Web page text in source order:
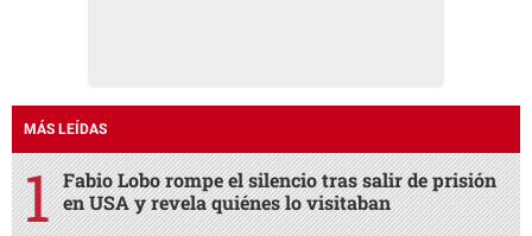
MÁS LEÍDAS
Fabio Lobo rompe el silencio tras salir de prisión
en USA y revela quiénes lo visitaban